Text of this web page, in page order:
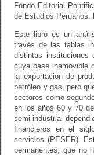
Fondo Editorial
de Estudios Peruanos.
Este libro es un
través de las tablas
distintas instituciones
cuya base inamovible
la exportación de
petróleo y gas, pero
sectores como
en los años 60 y 70
semi-industrial
financieros en el
servicios (PESER).
permanentes, que no